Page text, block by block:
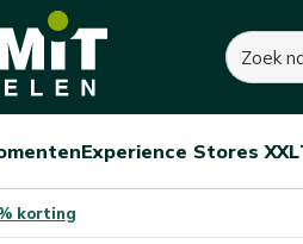
Kees
Tuinmeubelen
Zoeken
sluit
Open/sluit
Experience Stores XXL
korting
is niet op voorraad